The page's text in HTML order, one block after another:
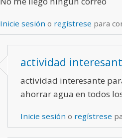
Inicie sesión o regístrese para
actividad
actividad interesante
ahorrar agua en todos
Inicie sesión o regístrese